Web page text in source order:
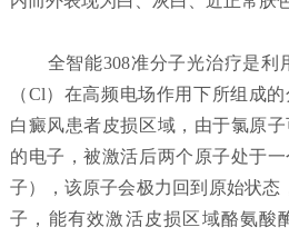
全智能308准分子光治疗是利
（Cl）在高频电场作用下所组成
白癜风患者皮损区域，由于氯原
的电子，被激活后两个原子处于
子），该原子会极力回到原始状态
子，能有效激活皮损区域酪氨酸